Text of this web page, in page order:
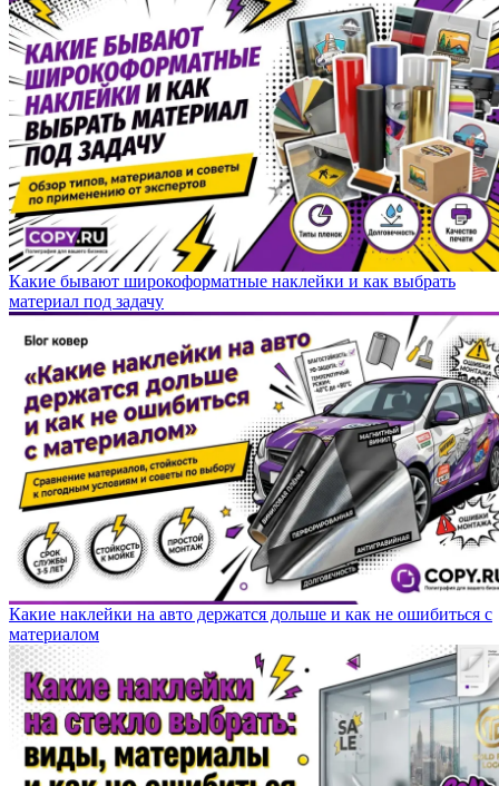
Какие бывают широкоформатные наклейки и как выбрать
материал под задачу
Какие наклейки на авто держатся дольше и как не ошибиться с
материалом